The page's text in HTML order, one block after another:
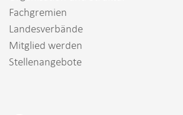
Fachgremien
Landesverbände
Mitglied werden
Stellenangebote